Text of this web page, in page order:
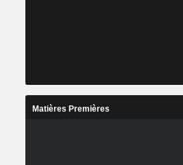
Matières Premières